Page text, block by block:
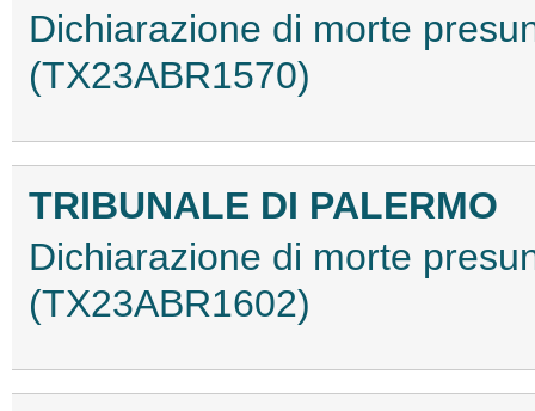
Dichiarazione di morte
(TX23ABR1570)
TRIBUNALE DI PALERMO
Dichiarazione di morte
(TX23ABR1602)